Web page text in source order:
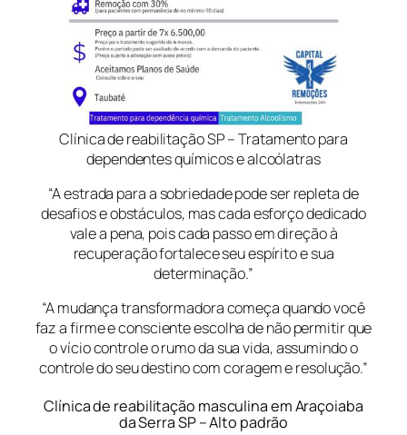
Clínica de reabilitação SP – Tratamento para
dependentes químicos e alcoólatras
“A estrada para a sobriedade pode ser repleta de
desafios e obstáculos, mas cada esforço dedicado
vale a pena, pois cada passo em direção à
recuperação fortalece seu espírito e sua
determinação.”
“A mudança transformadora começa quando você
faz a firme e consciente escolha de não permitir que
o vício controle o rumo da sua vida, assumindo o
controle do seu destino com coragem e resolução.”
Clínica de reabilitação masculina em Araçoiaba
da Serra SP – Alto padrão